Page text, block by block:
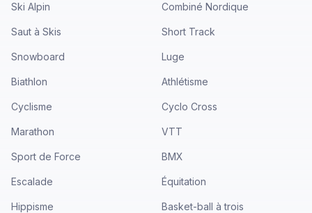
Ski Alpin Combiné Nordique
Saut à Skis Short Track
Snowboard Luge
Biathlon Athlétisme
Cyclisme Cyclo Cross
Marathon VTT
Sport de Force BMX
Escalade Équitation
Hippisme Basket-ball à trois